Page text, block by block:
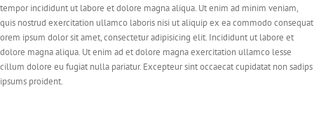
tempor incididunt ut labore et dolore magna aliqua. Ut enim ad minim veniam,
quis nostrud exercitation ullamco laboris nisi ut aliquip ex ea commodo consequat
orem ipsum dolor sit amet, consectetur adipisicing elit. Incididunt ut labore et
dolore magna aliqua. Ut enim ad et dolore magna exercitation ullamco lesse
cillum dolore eu fugiat nulla pariatur. Excepteur sint occaecat cupidatat non sadips
ipsums proident.